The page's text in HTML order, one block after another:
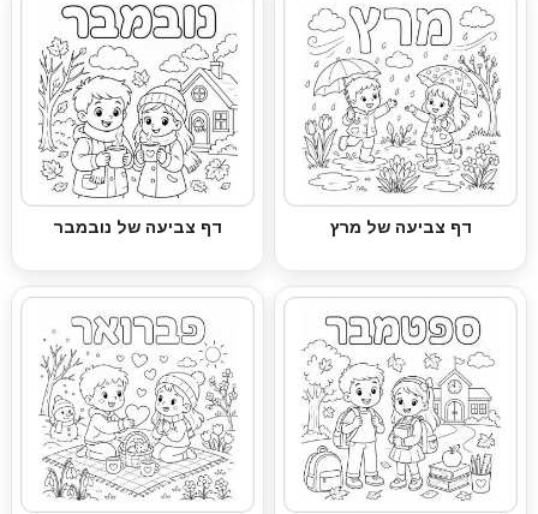
דף צביעה של מרץ דף צביעה של נובמבר